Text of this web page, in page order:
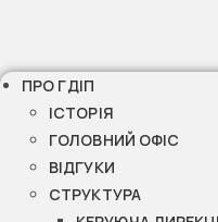
ПРО ГДІП
ІСТОРІЯ
ГОЛОВНИЙ ОФІС
ВІДГУКИ
СТРУКТУРА